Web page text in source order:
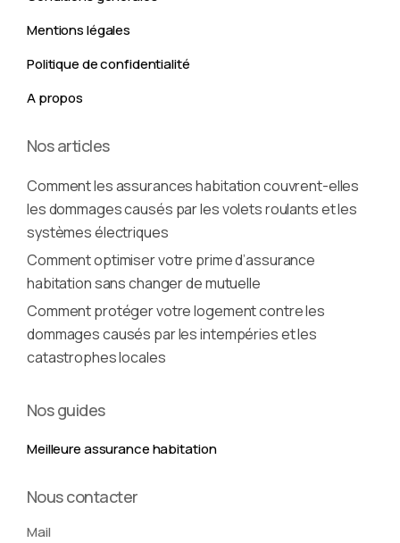
Mentions légales
Politique de confidentialité
A propos
Nos articles
Comment les assurances habitation couvrent-elles
les dommages causés par les volets roulants et les
systèmes électriques
Comment optimiser votre prime d’assurance
habitation sans changer de mutuelle
Comment protéger votre logement contre les
dommages causés par les intempéries et les
catastrophes locales
Nos guides
Meilleure assurance habitation
Nous contacter
Mail